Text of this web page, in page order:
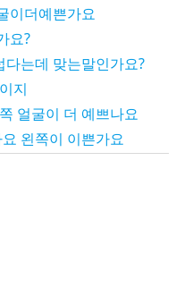
이더예쁜가요
요?
는데 맞는말인가요?
지
얼굴이 더 예쁘나요
왼쪽이 이쁜가요